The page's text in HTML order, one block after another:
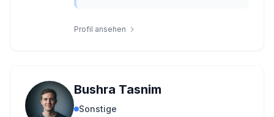
Profil ansehen
Bushra Tasnim
Sonstige